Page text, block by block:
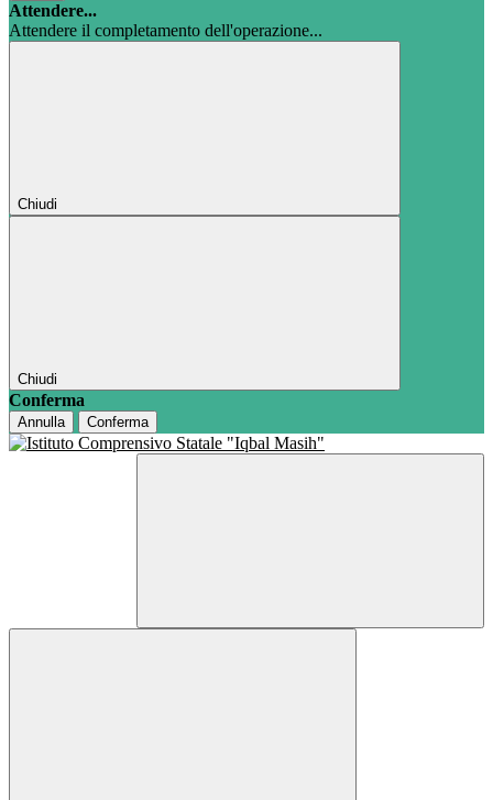
Attendere...
Attendere il completamento dell'operazione...
Chiudi
Chiudi
Conferma
Annulla Conferma